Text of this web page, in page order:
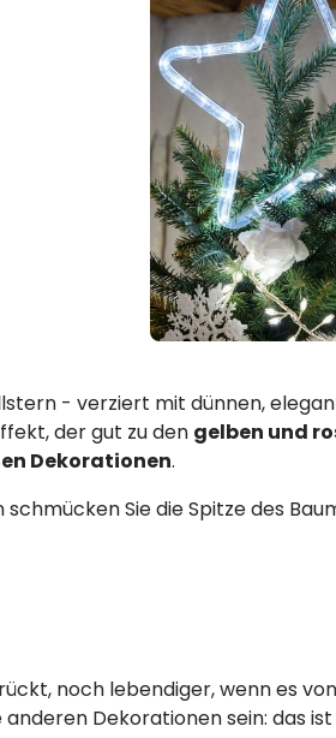
- verziert mit dünnen,
der gut zu den gelben und
Dekorationen.
Sie die Spitze des
noch lebendiger, wenn es
Dekorationen sein: das